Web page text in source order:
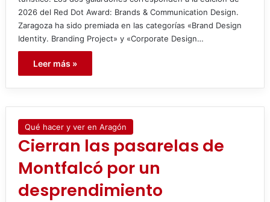
2026 del Red Dot Award: Brands & Communication Design.
Zaragoza ha sido premiada en las categorías «Brand Design
Identity. Branding Project» y «Corporate Design…
Leer más »
Qué hacer y ver en Aragón
Cierran las pasarelas de
Montfalcó por un
desprendimiento